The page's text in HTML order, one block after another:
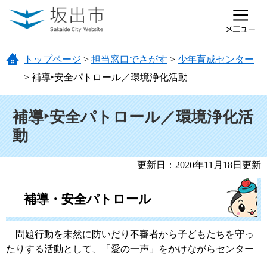
ページの先頭です。
メニューを飛ばして本文へ
トップページ > 担当窓口でさがす > 少年育成センター
> 補導‣安全パトロール／環境浄化活動
補導‣安全パトロール／環境浄化活
動
更新日：2020年11月18日更新
補導・安全パトロール
問題行動を未然に防いだり不審者から子どもたちを守っ
たりする活動として、「愛の一声」をかけながらセンター